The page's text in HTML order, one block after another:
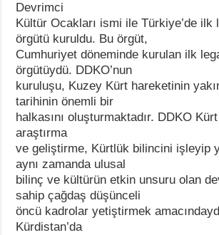
Devrimci
Kültür Ocakları ismi ile Türkiye’de ilk
örgütü kuruldu. Bu örgüt,
Cumhuriyet döneminde kurulan ilk
örgütüydü. DDKO’nun
kuruluşu, Kuzey Kürt hareketinin
tarihinin önemli bir
halkasını oluşturmaktadır. DDKO
araştırma
ve geliştirme, Kürtlük bilincini işleyip
aynı zamanda ulusal
bilinç ve kültürün etkin unsuru olan
sahip çağdaş düşünceli
öncü kadrolar yetiştirmek
Kürdistan’da